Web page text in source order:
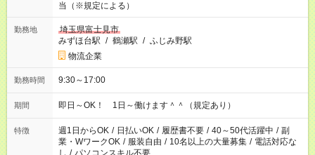
当（※規定による）
勤務地
埼玉県富士見市
みずほ台駅 / 鶴瀬駅 / ふじみ野駅
物流企業
勤務時間 9:30～17:00
期間 即日～OK！ 1日～働けます＾＾（規定あり）
特徴 週1日からOK / 日払いOK / 履歴書不要 / 40～50代活躍中 / 副
業・WワークOK / 服装自由 / 10名以上の大量募集 / 電話対応な
し / パソコンスキル不要